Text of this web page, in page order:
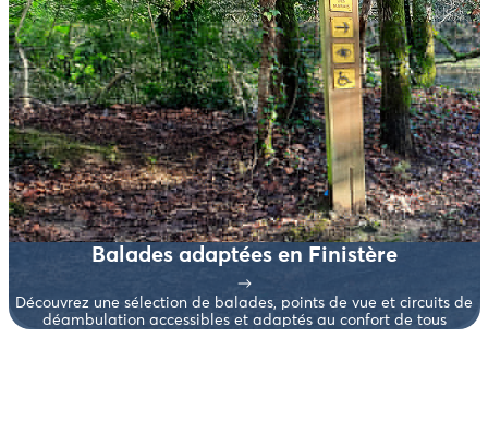
Balades adaptées en Finistère
Découvrez une sélection de balades, points de vue et circuits de
déambulation accessibles et adaptés au confort de tous